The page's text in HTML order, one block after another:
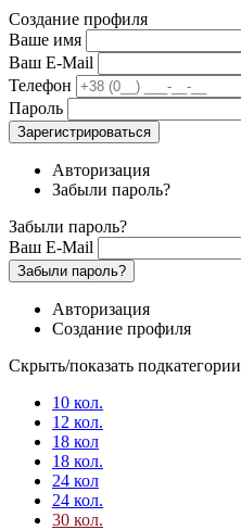
Создание профиля
Ваше имя
Ваш E-Mail
Телефон
Пароль
Зарегистрироваться
Авторизация
Забыли пароль?
Забыли пароль?
Ваш E-Mail
Забыли пароль?
Авторизация
Создание профиля
Скрыть/показать подкатегории
10 кол.
12 кол.
18 кол
18 кол.
24 кол
24 кол.
30 кол.